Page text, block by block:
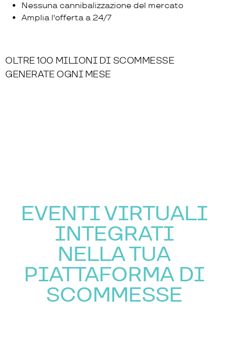
Nessuna cannibalizzazione del mercato
Amplia l'offerta a 24/7
OLTRE 100 MILIONI DI SCOMMESSE
GENERATE OGNI MESE
EVENTI VIRTUALI
INTEGRATI
NELLA TUA
PIATTAFORMA DI
SCOMMESSE